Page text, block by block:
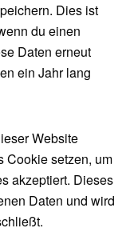
Dies ist
du einen
Daten erneut
ein Jahr lang
Website
Cookie setzen, um
akzeptiert. Dieses
Daten und wird